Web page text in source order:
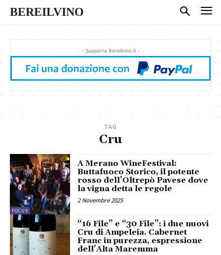
BEREILVINO
- Supporta Bereilvino.it -
TAG
Cru
FOCUS
A Merano WineFestival:
Buttafuoco Storico, il potente
rosso dell’Oltrepò Pavese dove
la vigna detta le regole
2 Novembre 2025
“16 File” e “30 File”: i due nuovi
Cru di Ampeleia. Cabernet
Franc in purezza, espressione
dell’Alta Maremma